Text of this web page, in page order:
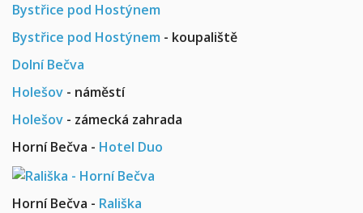
Bystřice pod Hostýnem
Bystřice pod Hostýnem - koupaliště
Dolní Bečva
Holešov - náměstí
Holešov - zámecká zahrada
Horní Bečva - Hotel Duo
Horní Bečva - Rališka